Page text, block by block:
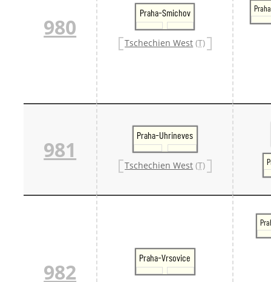
980
Praha-Smichov
Tschechien West (T)
981
Praha-Uhrineves
Tschechien West (T)
982
Praha-Vrsovice